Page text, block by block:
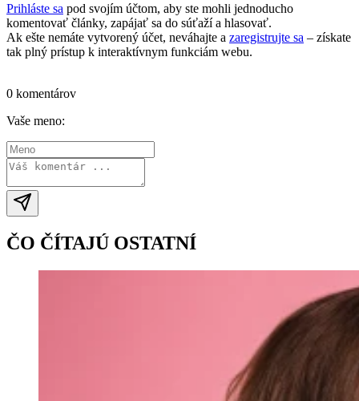
Prihláste sa pod svojím účtom, aby ste mohli jednoducho
komentovať články, zapájať sa do súťaží a hlasovať.
Ak ešte nemáte vytvorený účet, neváhajte a zaregistrujte sa – získate
tak plný prístup k interaktívnym funkciám webu.
0 komentárov
Vaše meno:
ČO ČÍTAJÚ OSTATNÍ